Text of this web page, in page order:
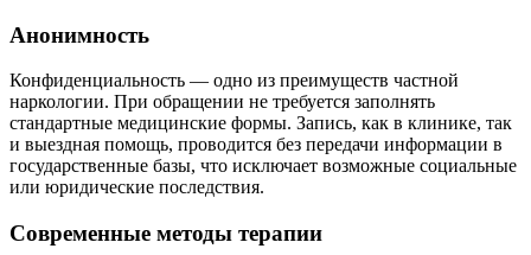
Анонимность
Конфиденциальность — одно из преимуществ частной
наркологии. При обращении не требуется заполнять
стандартные медицинские формы. Запись, как в клинике, так
и выездная помощь, проводится без передачи информации в
государственные базы, что исключает возможные социальные
или юридические последствия.
Современные методы терапии